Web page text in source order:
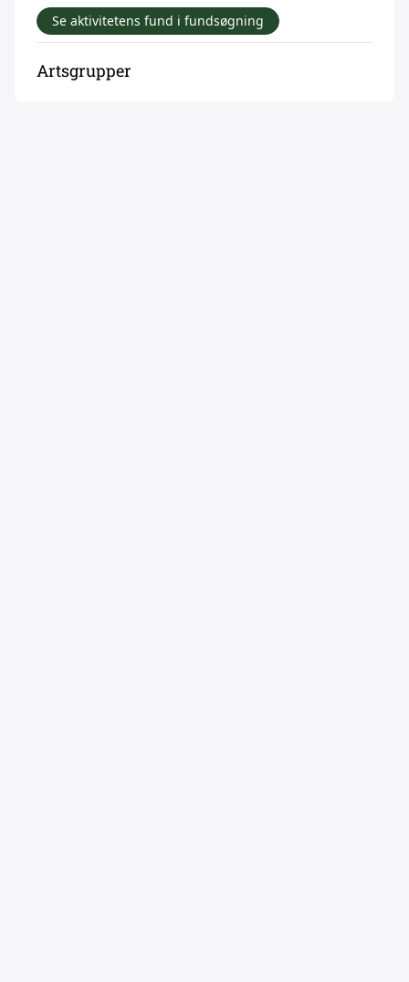
Se aktivitetens fund i fundsøgning
Artsgrupper